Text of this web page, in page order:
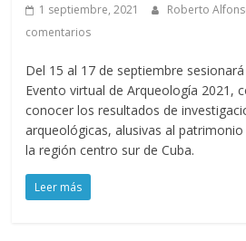
1 septiembre, 2021 Roberto
comentarios
Del 15 al 17 de septiembre
Evento virtual de Arqueología 2021,
conocer los resultados de
arqueológicas, alusivas al
la región centro sur de Cuba.
Leer más